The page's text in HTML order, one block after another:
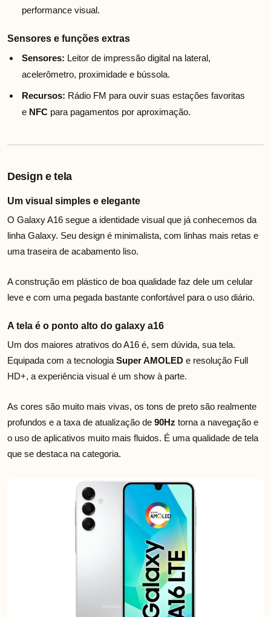
performance visual.
Sensores e funções extras
Sensores: Leitor de impressão digital na lateral,
acelerômetro, proximidade e bússola.
Recursos: Rádio FM para ouvir suas estações favoritas
e NFC para pagamentos por aproximação.
Design e tela
Um visual simples e elegante
O Galaxy A16 segue a identidade visual que já conhecemos da
linha Galaxy. Seu design é minimalista, com linhas mais retas e
uma traseira de acabamento liso.
A construção em plástico de boa qualidade faz dele um celular
leve e com uma pegada bastante confortável para o uso diário.
A tela é o ponto alto do galaxy a16
Um dos maiores atrativos do A16 é, sem dúvida, sua tela.
Equipada com a tecnologia Super AMOLED e resolução Full
HD+, a experiência visual é um show à parte.
As cores são muito mais vivas, os tons de preto são realmente
profundos e a taxa de atualização de 90Hz torna a navegação e
o uso de aplicativos muito mais fluidos. É uma qualidade de tela
que se destaca na categoria.